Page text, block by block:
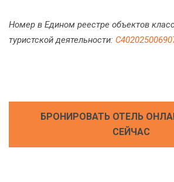
Номер в Едином реестре объектов
туристской деятельности:
БРОНИРОВАТЬ ОТЕЛЬ
СЕЙЧАС